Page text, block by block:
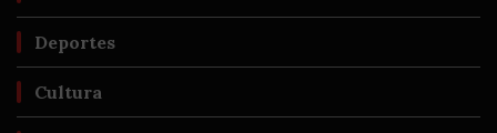
Deportes
Cultura